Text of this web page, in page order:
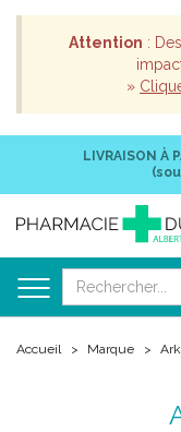
Attention :
»
LIVRAISON À
Accueil Marque